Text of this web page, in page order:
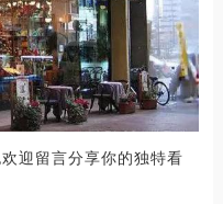
迎留言分享你的独特看